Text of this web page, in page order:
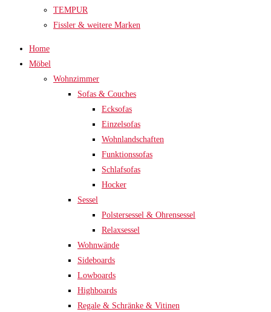
TEMPUR
Fissler & weitere Marken
Home
Möbel
Wohnzimmer
Sofas & Couches
Ecksofas
Einzelsofas
Wohnlandschaften
Funktionssofas
Schlafsofas
Hocker
Sessel
Polstersessel & Ohrensessel
Relaxsessel
Wohnwände
Sideboards
Lowboards
Highboards
Regale & Schränke & Vitinen